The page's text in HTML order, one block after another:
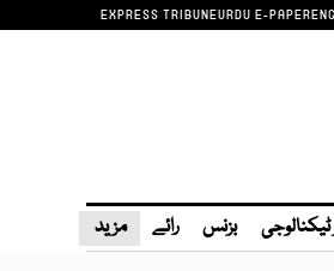
EXPRESS TRIBUNEURDU E-PAPER
بزنس رائے مزید